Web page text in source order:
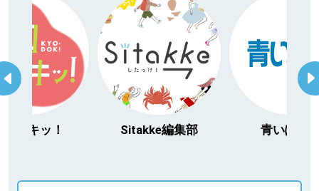
日ドキッ！ Sitakke編集部 青いぽす